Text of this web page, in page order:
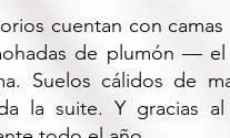
cuentan con
de plumón —
Suelos cálidos de
la suite. Y gracias